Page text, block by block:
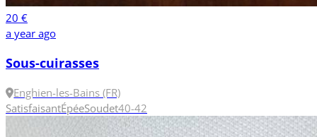
20 €
a year ago
Sous-cuirasses
Enghien-les-Bains (FR)
SatisfaisantÉpéeSoudet40-42